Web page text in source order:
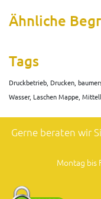
Ähnliche
Tags
Druckbetrieb, Drucken,
Wasser, Laschen Mappe,
Gerne beraten wir
Montag bis